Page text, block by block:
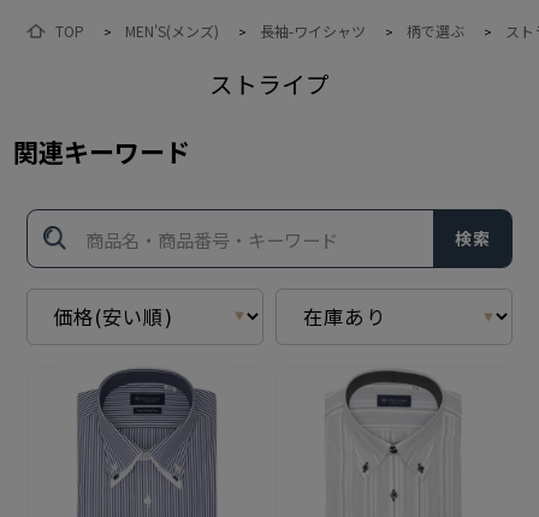
TOP > MEN'S(メンズ) > 長袖-ワイシャツ > 柄で選ぶ > ス
ストライプ
関連キーワード
検索